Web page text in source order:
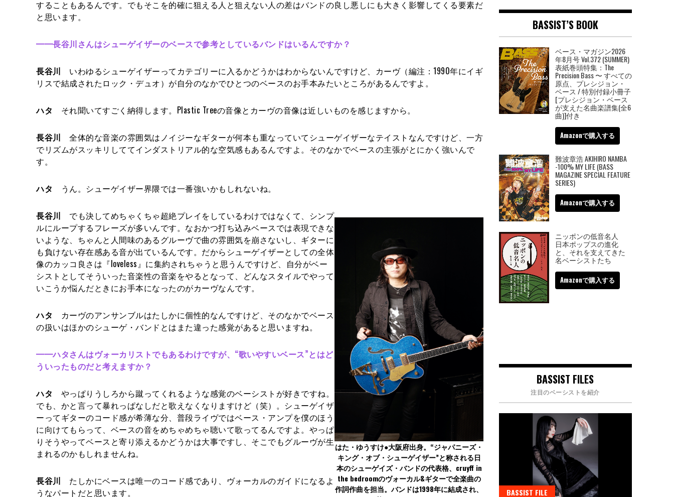
することもあるんです。でもそこを的確に狙える人と狙えない人の差はバンドの良し悪しにも大きく影響してくる要素だ
と思います。
━━長谷川さんはシューゲイザーのベースで参考としているバンドはいるんですか？
長谷川 いわゆるシューゲイザーってカテゴリーに入るかどうかはわからないんですけど、カーヴ（編注：1990年にイギ
リスで結成されたロック・デュオ）が自分のなかでひとつのベースのお手本みたいところがあるんですよ。
ハタ それ聞いてすごく納得します。Plastic Treeの音像とカーヴの音像は近しいものを感じますから。
長谷川 全体的な音楽の雰囲気はノイジーなギターが何本も重なっていてシューゲイザーなテイストなんですけど、一方
でリズムがスッキリしててインダストリアル的な空気感もあるんですよ。そのなかでベースの主張がとにかく強いんで
す。
ハタ うん。シューゲイザー界隈では一番強いかもしれないね。
長谷川 でも決してめちゃくちゃ超絶プレイをしているわけではなくて、シンプ
ルにループするフレーズが多いんです。なおかつ打ち込みベースでは表現できな
いような、ちゃんと人間味のあるグルーヴで曲の雰囲気を崩さないし、ギターに
も負けない存在感ある音が出ているんです。だからシューゲイザーとしての全体
像のカッコ良さは『loveless』に集約されちゃうと思うんですけど、自分がベー
シストとしてそういった音楽性の音楽をやるとなって、どんなスタイルでやって
いこうか悩んだときにお手本になったのがカーヴなんです。
ハタ カーヴのアンサンブルはたしかに個性的なんですけど、そのなかでベース
の扱いはほかのシューゲ・バンドとはまた違った感覚があると思いますね。
━━ハタさんはヴォーカリストでもあるわけですが、“歌いやすいベース”とはど
ういったものだと考えますか？
ハタ やっぱりうしろから蹴ってくれるような感覚のベーシストが好きですね。
でも、かと言って暴れっぱなしだと歌えなくなりますけど（笑）。シューゲイザ
ーってギターのコード感が希薄な分、普段ライヴではベース・アンプを僕のほう
に向けてもらって、ベースの音をめちゃめちゃ聴いて歌ってるんですよ。やっぱ
りそうやってベースと寄り添えるかどうかは大事ですし、そこでもグルーヴが生
まれるのかもしれませんね。
長谷川 たしかにベースは唯一のコード感であり、ヴォーカルのガイドになるよ
うなパートだと思います。
はた・ゆうすけ●大阪府出身。“ジャパニーズ・
キング・オブ・シューゲイザー”と称される日
本のシューゲイズ・バンドの代表格、cruyff in
the bedroomのヴォーカル&ギターで全楽曲の
作詞作曲を担当。バンドは1998年に結成され、
BASSIST’S BOOK
ベース・マガジン2026
年8月号 Vol.372 (SUMMER)
表紙巻頭特集：The
Precision Bass 〜 すべての
原点、プレシジョン・
ベース / 特別付録小冊子
[プレシジョン・ベース
が支えた名曲楽譜集(全6
曲)]付き
Amazonで購入する
難波章浩 AKIHIRO NAMBA
-100% MY LIFE (BASS
MAGAZINE SPECIAL FEATURE
SERIES)
Amazonで購入する
ニッポンの低音名人
日本ポップスの進化
と、それを支えてきた
名ベーシストたち
Amazonで購入する
BASSIST FILES
注目のベーシストを紹介
BASSIST FILE